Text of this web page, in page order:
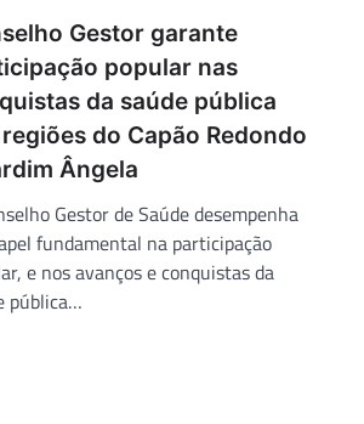
Gestor garante
popular nas
da saúde pública
do Capão Redondo
Ângela
Gestor de Saúde desempenha
fundamental na participação
e nos avanços e conquistas da
pública…